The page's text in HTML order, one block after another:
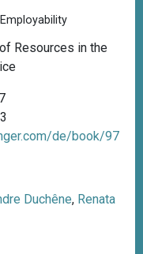
Resources in the
de/book/97
Duchêne, Renata